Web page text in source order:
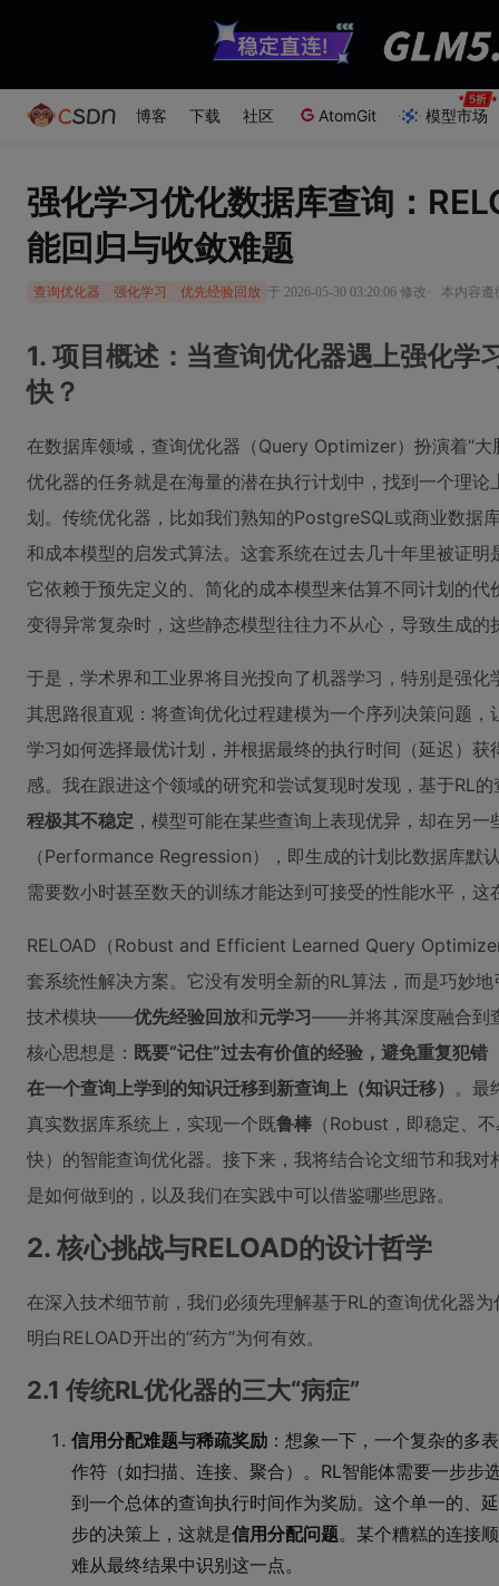
博客 下载 社区 AtomGit 模型市场
强化学习优化数据库查询：
能回归与收敛难题
查询优化器 强化学习 优先经验回放 于 2026-05-30 03:20:06 修改 · 本内容遵
1. 项目概述：当查询优化器遇上强化学
快？
在数据库领域，查询优化器（Query Optimizer）扮演着“
优化器的任务就是在海量的潜在执行计划中，找到一个理论
划。传统优化器，比如我们熟知的PostgreSQL或商业数据
和成本模型的启发式算法。这套系统在过去几十年里被证
它依赖于预先定义的、简化的成本模型来估算不同计划的
变得异常复杂时，这些静态模型往往力不从心，导致生成
于是，学术界和工业界将目光投向了机器学习，特别是强
其思路很直观：将查询优化过程建模为一个序列决策问题
学习如何选择最优计划，并根据最终的执行时间（延迟）
感。我在跟进这个领域的研究和尝试复现时发现，基于RL
程极其不稳定 ，模型可能在某些查询上表现优异，却在另
（Performance Regression），即生成的计划比数据库默
需要数小时甚至数天的训练才能达到可接受的性能水平，
RELOAD（Robust and Efficient Learned Query
套系统性解决方案。它没有发明全新的RL算法，而是巧妙
技术模块——优先经验回放和元学习——并将其深度融合到
核心思想是： 既要“记住”过去有价值的经验，避免重复犯
在一个查询上学到的知识迁移到新查询上（知识迁移） 。最
真实数据库系统上，实现一个既鲁棒 （Robust，即稳定、
快）的智能查询优化器。接下来，我将结合论文细节和我
是如何做到的，以及我们在实践中可以借鉴哪些思路。
2. 核心挑战与RELOAD的设计哲学
在深入技术细节前，我们必须先理解基于RL的查询优化器
明白RELOAD开出的“药方”为何有效。
2.1 传统RL优化器的三大“病症”
信用分配难题与稀疏奖励 ：想象一下，一个复杂的多
作符（如扫描、连接、聚合）。RL智能体需要一步步
到一个总体的查询执行时间作为奖励。这个单一的、
步的决策上，这就是信用分配问题。某个糟糕的连接
难从最终结果中识别这一点。